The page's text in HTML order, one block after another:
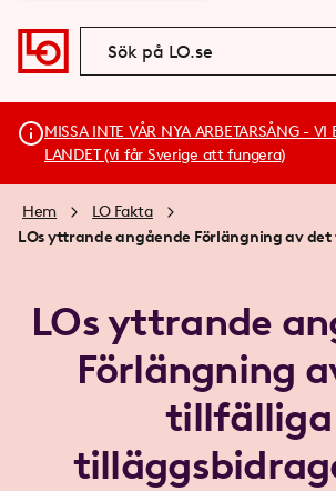
MISSA INTE VÅR NYA ARBETARSÅNG - VI
LANDET (vi får Sverige att fungera)
Hem
LO Fakta
LOs yttrande
Förlängning
tillfälliga